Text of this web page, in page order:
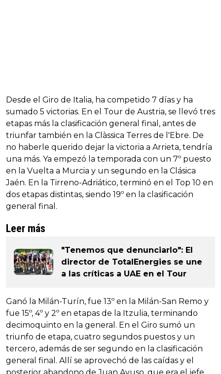
Desde el Giro de Italia, ha competido 7 días y ha
sumado 5 victorias. En el Tour de Austria, se llevó tres
etapas más la clasificación general final, antes de
triunfar también en la Clàssica Terres de l'Ebre. De
no haberle querido dejar la victoria a Arrieta, tendría
una más. Ya empezó la temporada con un 7º puesto
en la Vuelta a Murcia y un segundo en la Clásica
Jaén. En la Tirreno-Adriático, terminó en el Top 10 en
dos etapas distintas, siendo 19º en la clasificación
general final.
Leer más
"Tenemos que denunciarlo": El
director de TotalEnergies se une
a las críticas a UAE en el Tour
Ganó la Milán-Turín, fue 13º en la Milán-San Remo y
fue 15º, 4º y 2º en etapas de la Itzulia, terminando
decimoquinto en la general. En el Giro sumó un
triunfo de etapa, cuatro segundos puestos y un
tercero, además de ser segundo en la clasificación
general final. Allí se aprovechó de las caídas y el